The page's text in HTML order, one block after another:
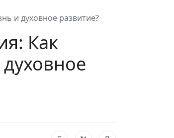
и духовное развитие?
Как